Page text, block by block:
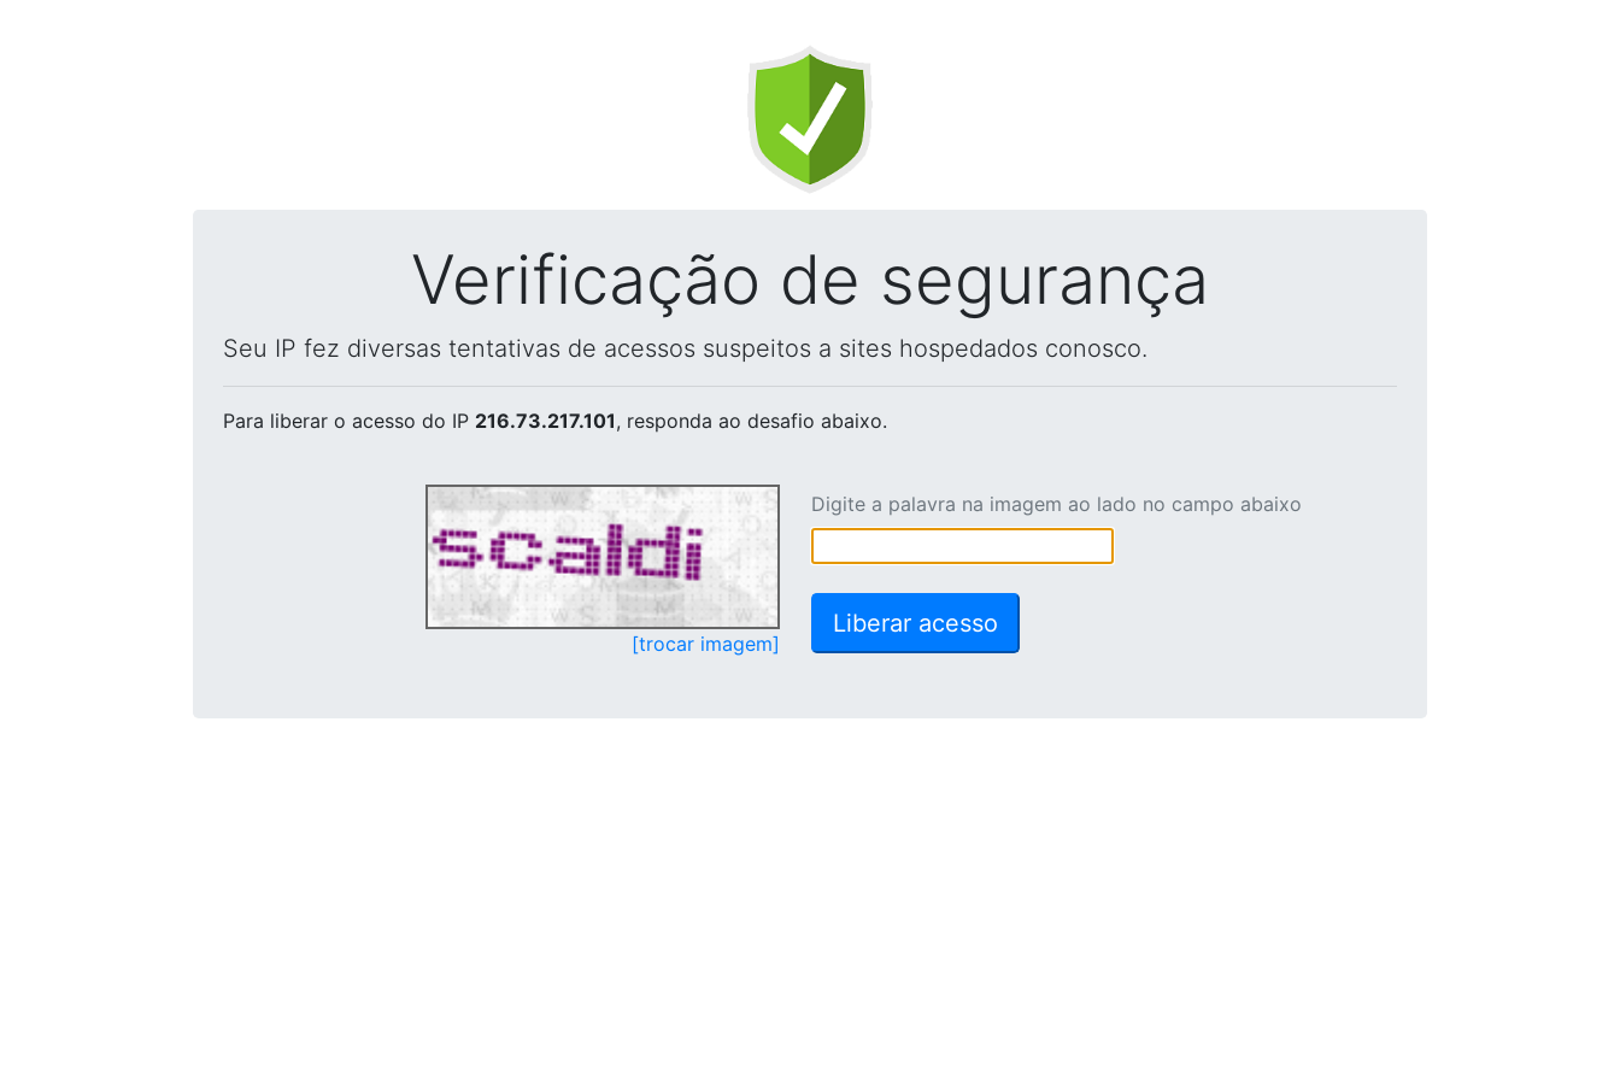
Verificação de segurança
Seu IP fez diversas tentativas de acessos suspeitos a sites hospedados conosco.
Para liberar o acesso do IP 216.73.217.101, responda ao desafio abaixo.
[trocar imagem]
Digite a palavra na imagem ao lado no campo abaixo